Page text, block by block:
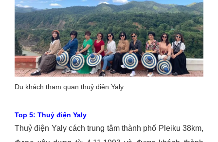
Du khách tham quan thuỷ điện Yaly
Top 5: Thuỷ điện Yaly
Thuỷ điện Yaly cách trung tâm thành phố Pleiku 38km,